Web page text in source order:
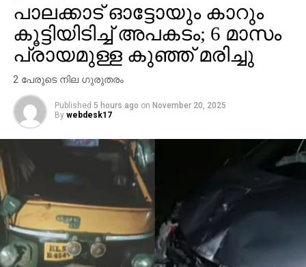
പാലക്കാട് ഓട്ടോയും കാറും
കൂട്ടിയിടിച്ച് അപകടം; 6 മാസം
പ്രായമുള്ള കുഞ്ഞ് മരിച്ചു
2 പേരുടെ നില ഗുരുതരം
Published 5 hours ago on November 20, 2025
By webdesk17